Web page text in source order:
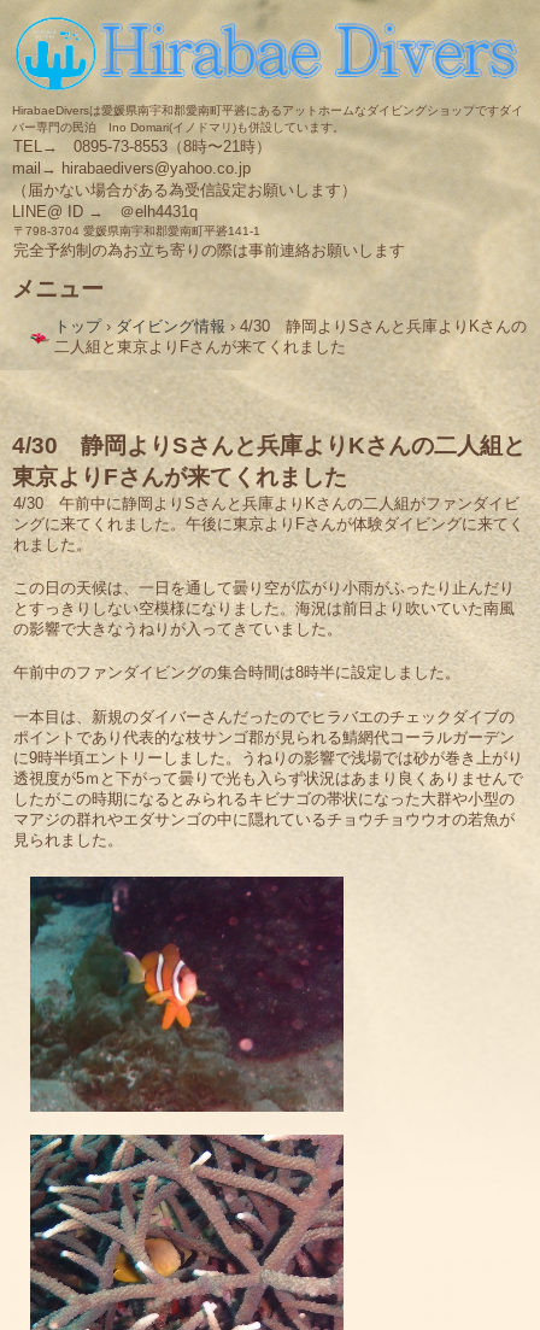
HirabaeDiversは愛媛県南宇和郡愛南町平碆にあるアットホームなダイビングショップですダイ
バー専門の民泊 Ino Domari(イノドマリ)も併設しています。
TEL→ 0895-73-8553（8時〜21時）
mail→ hirabaedivers@yahoo.co.jp
（届かない場合がある為受信設定お願いします）
LINE@ ID → ＠elh4431q
〒798-3704 愛媛県南宇和郡愛南町平碆141-1
完全予約制の為お立ち寄りの際は事前連絡お願いします
メニュー
ン
ス
キ
ッ
プ
トップ › ダイビング情報 › 4/30 静岡よりSさんと兵庫よりKさんの
二人組と東京よりFさんが来てくれました
4/30 静岡よりSさんと兵庫よりKさんの二人組と
東京よりFさんが来てくれました
4/30 午前中に静岡よりSさんと兵庫よりKさんの二人組がファンダイビ
ングに来てくれました。午後に東京よりFさんが体験ダイビングに来てく
れました。
この日の天候は、一日を通して曇り空が広がり小雨がふったり止んだり
とすっきりしない空模様になりました。海況は前日より吹いていた南風
の影響で大きなうねりが入ってきていました。
午前中のファンダイビングの集合時間は8時半に設定しました。
一本目は、新規のダイバーさんだったのでヒラバエのチェックダイブの
ポイントであり代表的な枝サンゴ郡が見られる鯖網代コーラルガーデン
に9時半頃エントリーしました。うねりの影響で浅場では砂が巻き上がり
透視度が5ｍと下がって曇りで光も入らず状況はあまり良くありませんで
したがこの時期になるとみられるキビナゴの帯状になった大群や小型の
マアジの群れやエダサンゴの中に隠れているチョウチョウウオの若魚が
見られました。